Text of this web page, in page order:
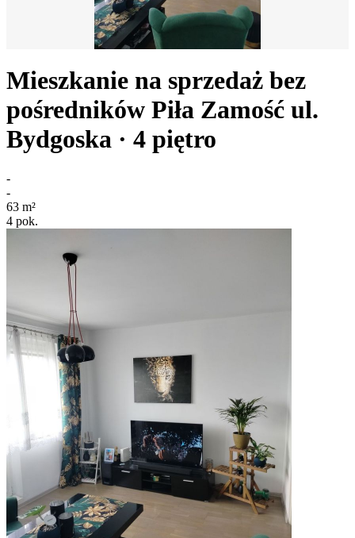
Mieszkanie na sprzedaż bez
pośredników Piła Zamość ul.
Bydgoska · 4 piętro
-
-
63 m²
4 pok.